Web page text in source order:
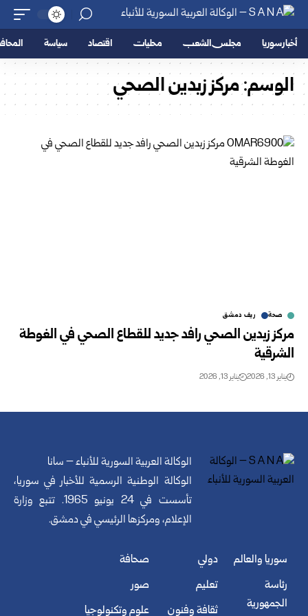
أخبار سوريا مجلس الشعب محليات اقتصاد سياسة
الوسم:مركز زبدين الصحي
صحة ريف دمشق
مركز زبدين الصحي رافد جديد للقطاع الصحي في الغوطة
الشرقية
يناير 13, 2026 يناير 13, 2026
الوكالة العربية السورية للأنباء – سانا
الوكالة الوطنية الرسمية للأخبار في سوريا،
تأسست في 24 يونيو 1965. تتبع وزارة
الإعلام، ومركزها الرئيسي في دمشق.
سوريا والعالم
رئاسة
الجمهورية
دولي
تعليم
ثقافة وفنون
صحافة
صور
علوم وتكنولوجيا